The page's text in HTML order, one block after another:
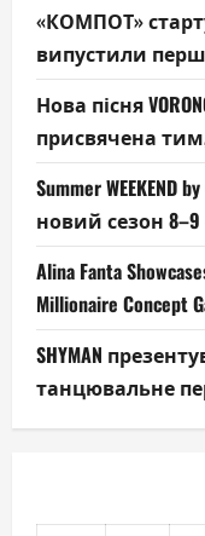
«КОМПОТ»
випустили
Нова пісня
присвячена
Summer WEEKEND
новий сезон 8–9
Alina Fanta
Millionaire Concept
SHYMAN
танцювальне